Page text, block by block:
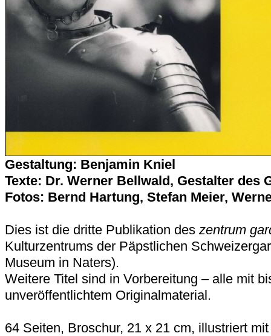
Gestaltung: Benjamin Kniel
Texte: Dr. Werner Bellwald, Gestalter des
Fotos: Bernd Hartung, Stefan Meier,
Dies ist die dritte Publikation des zentrum
Kulturzentrums der Päpstlichen
Museum in Naters).
Weitere Titel sind in Vorbereitung – alle mit
unveröffentlichtem Originalmaterial.
64 Seiten, Broschur, 21 x 21 cm, illustriert